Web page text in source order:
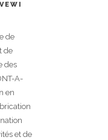
de
de
des
A-
en
et de